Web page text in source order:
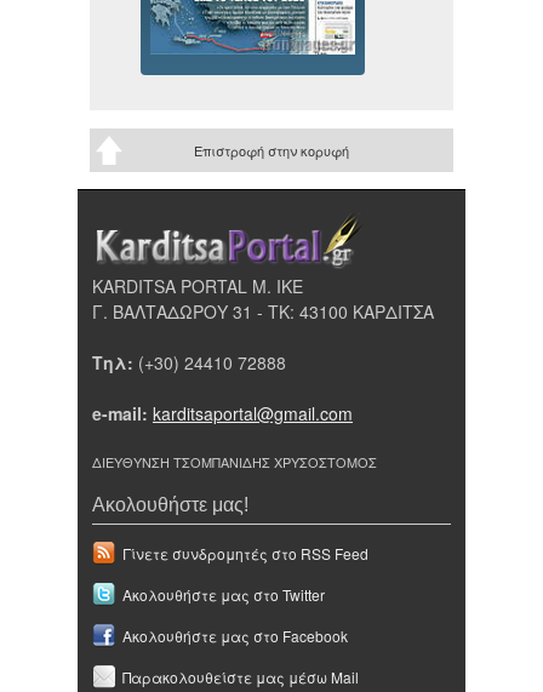
Επιστροφή στην κορυφή
KARDITSA PORTAL Μ. ΙΚΕ
Γ. ΒΑΛΤΑΔΩΡΟΥ 31 - ΤΚ: 43100 ΚΑΡΔΙΤΣΑ
Τηλ: (+30) 24410 72888
e-mail: karditsaportal@gmail.com
ΔΙΕΥΘΥΝΣΗ ΤΣΟΜΠΑΝΙΔΗΣ ΧΡΥΣΟΣΤΟΜΟΣ
Ακολουθήστε μας!
Γίνετε συνδρομητές στο RSS Feed
Ακολουθήστε μας στο Twitter
Ακολουθήστε μας στο Facebook
Παρακολουθείστε μας μέσω Mail